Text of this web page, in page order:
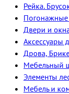
Рейка.
Погонажные
Двери и
Аксессуары
Дрова,
Мебельный
Элементы
Мебель и